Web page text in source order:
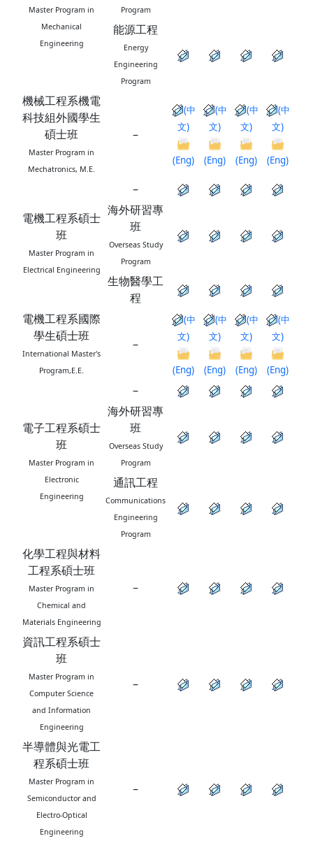
Master Program in
Mechanical
Engineering
Program
能源工程
Energy
Engineering
Program
機械工程系機電
科技組外國學生
碩士班
Master Program in
Mechatronics, M.E.
–
(中
文)
(Eng)
(中
文)
(Eng)
(中
文)
(Eng)
(中
文)
(Eng)
電機工程系碩士
班
Master Program in
Electrical Engineering
–
海外研習專
班
Overseas Study
Program
生物醫學工
程
電機工程系國際
學生碩士班
International Master's
Program,E.E.
–
(中
文)
(Eng)
(中
文)
(Eng)
(中
文)
(Eng)
(中
文)
(Eng)
電子工程系碩士
班
Master Program in
Electronic
Engineering
–
海外研習專
班
Overseas Study
Program
通訊工程
Communications
Engineering
Program
化學工程與材料
工程系碩士班
Master Program in
Chemical and
Materials Engineering
–
資訊工程系碩士
班
Master Program in
Computer Science
and Information
Engineering
–
半導體與光電工
程系碩士班
Master Program in
Semiconductor and
Electro-Optical
Engineering
–